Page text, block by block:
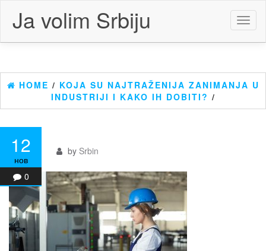
content
Ja volim Srbiju
HOME / KOJA SU NAJTRAŽENIJA ZANIMANJA U
INDUSTRIJI I KAKO IH DOBITI? /
12
нов
0
by Srbin